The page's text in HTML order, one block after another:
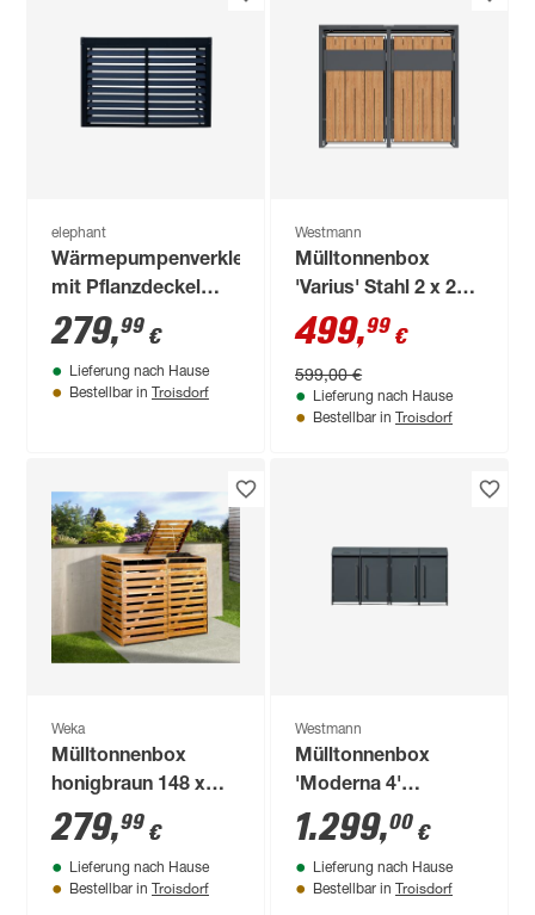
elephant
Wärmepumpenverkleidung
mit Pflanzdeckel
anthrazit 140 x 50 x
100 cm
279,99 €
Lieferung nach Hause
Bestellbar in Troisdorf
Westmann
Mülltonnenbox
'Varius' Stahl 2 x 240
l anthrazit/Holzoptik
132 x 80 x 116 cm
499,99 €
599,00 €
Lieferung nach Hause
Bestellbar in Troisdorf
Weka
Mülltonnenbox
honigbraun 148 x
122 x 92 cm
279,99 €
Lieferung nach Hause
Bestellbar in Troisdorf
Westmann
Mülltonnenbox
'Moderna 4'
anthrazit 83 x 278 x
135 cm
1.299,00 €
Lieferung nach Hause
Bestellbar in Troisdorf